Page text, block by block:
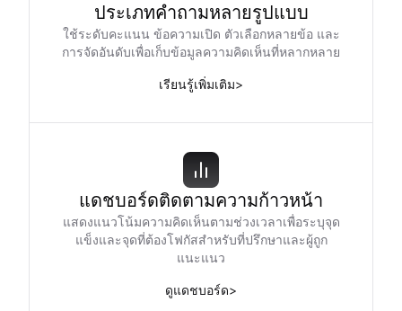
ประเภทคำถามหลายรูปแบบ
ใช้ระดับคะแนน ข้อความเปิด ตัวเลือกหลายข้อ และ
การจัดอันดับเพื่อเก็บข้อมูลความคิดเห็นที่หลากหลาย
เรียนรู้เพิ่มเติม>
แดชบอร์ดติดตามความก้าวหน้า
แสดงแนวโน้มความคิดเห็นตามช่วงเวลาเพื่อระบุจุด
แข็งและจุดที่ต้องโฟกัสสำหรับที่ปรึกษาและผู้ถูก
แนะแนว
ดูแดชบอร์ด>